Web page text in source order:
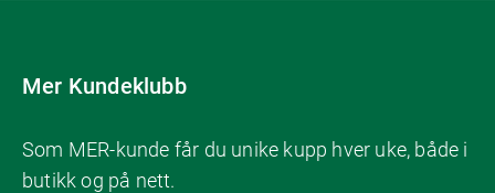
Mer Kundeklubb
Som MER-kunde får du unike kupp hver uke, både i
butikk og på nett.